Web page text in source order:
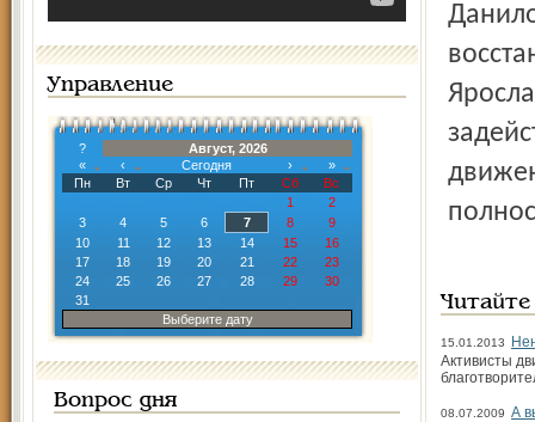
Управление
?
Август, 2026
«
‹ Сегодня ›
»
Пн
Вт Ср Чт Пт Сб
Вс
1
2
3
4 5 6 7 8
9
10
11 12 13 14 15
16
17
18 19 20 21 22
23
24
25 26 27 28 29
30
31
Выберите дату
Вопрос дня
15.01.2013
Активисты
08.07.2009 А